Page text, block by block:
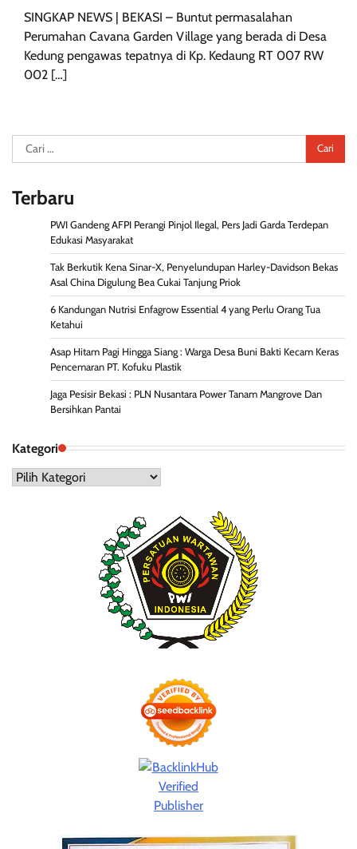
SINGKAP NEWS | BEKASI – Buntut permasalahan
Perumahan Cavana Garden Village yang berada di Desa
Kedung pengawas tepatnya di Kp. Kedaung RT 007 RW
002 […]
Cari
untuk:
Terbaru
PWI Gandeng AFPI Perangi Pinjol Ilegal, Pers Jadi Garda Terdepan
Edukasi Masyarakat
Tak Berkutik Kena Sinar-X, Penyelundupan Harley-Davidson Bekas
Asal China Digulung Bea Cukai Tanjung Priok
6 Kandungan Nutrisi Enfagrow Essential 4 yang Perlu Orang Tua
Ketahui
Asap Hitam Pagi Hingga Siang : Warga Desa Buni Bakti Kecam Keras
Pencemaran PT. Kofuku Plastik
Jaga Pesisir Bekasi : PLN Nusantara Power Tanam Mangrove Dan
Bersihkan Pantai
Kategori
Kategori